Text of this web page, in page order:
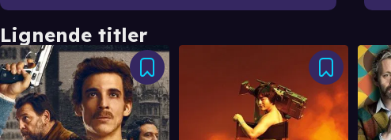
Lignende titler